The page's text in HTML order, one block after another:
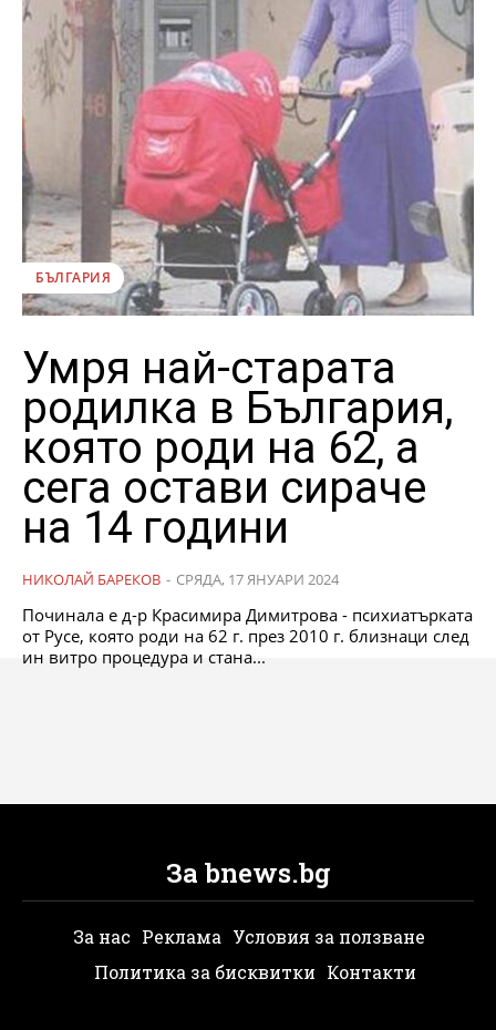
БЪЛГАРИЯ
Умря най-старата
родилка в България,
която роди на 62, а
сега остави сираче
на 14 години
НИКОЛАЙ БАРЕКОВ - СРЯДА, 17 ЯНУАРИ 2024
Починала е д-р Красимира Димитрова - психиатърката
от Русе, която роди на 62 г. през 2010 г. близнаци след
ин витро процедура и стана...
За bnews.bg
За нас Реклама Условия за ползване
Политика за бисквитки Контакти